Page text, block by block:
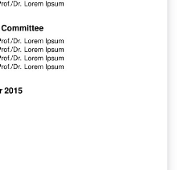
poder acolher
num local agradável, e
instituição cuja principal
precisa.